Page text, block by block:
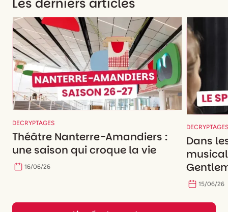
DECRYPTAGES
Théâtre Nanterre-Amandiers :
une saison qui croque la vie
16/06/26
Dans
15/06/26